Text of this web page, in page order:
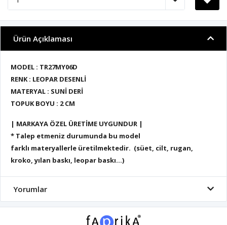
Ürün Açıklaması
MODEL : TR27MY06D
RENK : LEOPAR DESENLİ
MATERYAL : SUNİ DERİ
TOPUK BOYU : 2 CM
| MARKAYA ÖZEL ÜRETİME UYGUNDUR |
* Talep etmeniz durumunda bu model
farklı materyallerle üretilmektedir. (süet, cilt, rugan,
kroko, yılan baskı, leopar baskı...)
Yorumlar